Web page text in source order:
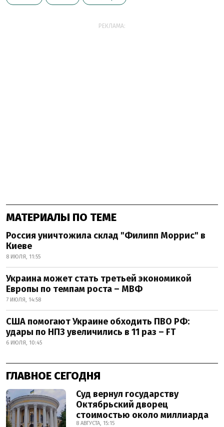
РЕКЛАМА:
МАТЕРИАЛЫ ПО ТЕМЕ
Россия уничтожила склад "Филипп Моррис" в
Киеве
8 ИЮЛЯ, 11:55
Украина может стать третьей экономикой
Европы по темпам роста – МВФ
7 ИЮЛЯ, 14:58
США помогают Украине обходить ПВО РФ:
удары по НПЗ увеличились в 11 раз – FT
6 ИЮЛЯ, 10:45
ГЛАВНОЕ СЕГОДНЯ
Суд вернул государству
Октябрьский дворец
стоимостью около миллиарда
8 АВГУСТА, 15:15